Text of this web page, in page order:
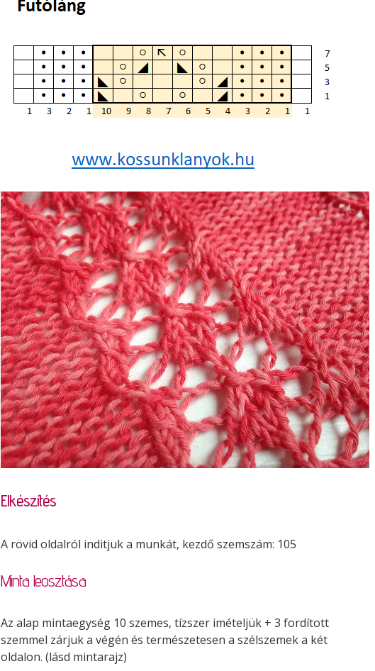
Elkészítés
A rövid oldalról inditjuk a munkát, kezdő szemszám: 105
Minta leosztása
Az alap mintaegység 10 szemes, tízszer imételjük + 3 fordított
szemmel zárjuk a végén és természetesen a szélszemek a két
oldalon. (lásd mintarajz)